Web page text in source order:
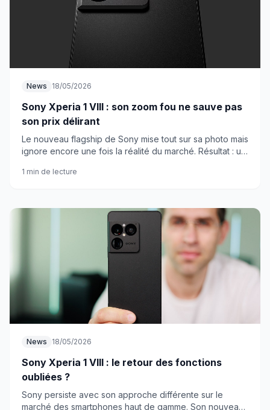
News 18/05/2026
Sony Xperia 1 VIII : son zoom fou ne sauve pas
son prix délirant
Le nouveau flagship de Sony mise tout sur sa photo mais
ignore encore une fois la réalité du marché. Résultat : un
1 min de lecture
News 18/05/2026
Sony Xperia 1 VIII : le retour des fonctions
oubliées ?
Sony persiste avec son approche différente sur le
marché des smartphones haut de gamme. Son nouveau